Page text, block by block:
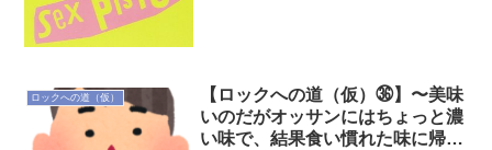
ロックへの道（仮）
【ロックへの道（仮）㊱】〜美味
いのだがオッサンにはちょっと濃
い味で、結果食い慣れた味に帰る